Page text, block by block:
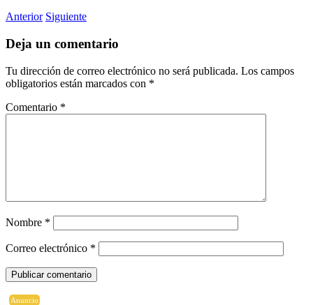
Anterior Siguiente
Deja un comentario
Tu dirección de correo electrónico no será publicada. Los campos
obligatorios están marcados con *
Comentario *
Nombre *
Correo electrónico *
Anuncio